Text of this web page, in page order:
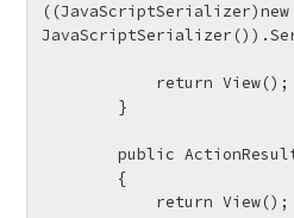
((JavaScriptSerializer)new
        public ActionResult About()